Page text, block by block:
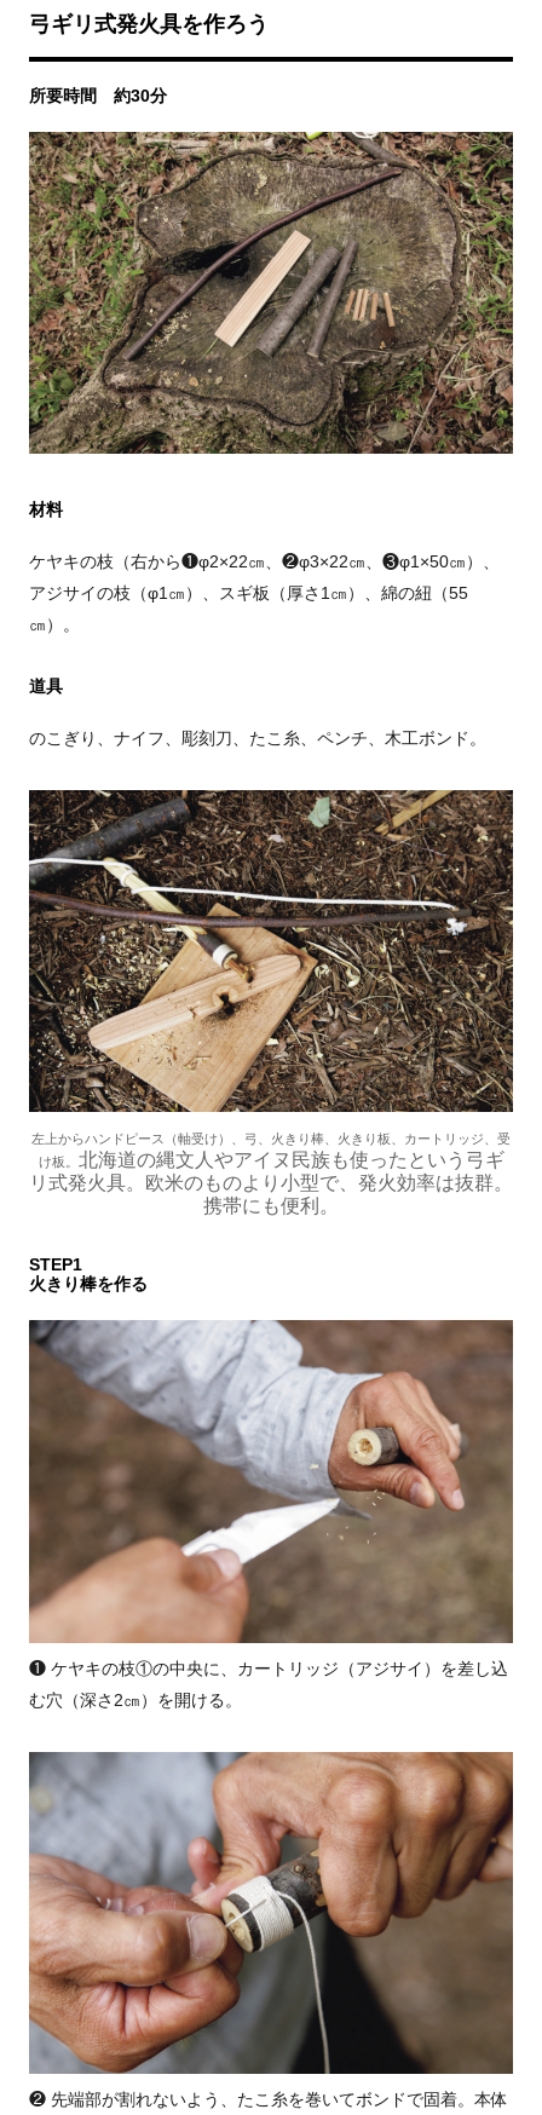
弓ギリ式発火具を作ろう
所要時間 約30分
材料
ケヤキの枝（右から❶φ2×22㎝、❷φ3×22㎝、❸φ1×50㎝）、
アジサイの枝（φ1㎝）、スギ板（厚さ1㎝）、綿の紐（55
㎝）。
道具
のこぎり、ナイフ、彫刻刀、たこ糸、ペンチ、木工ボンド。
左上からハンドピース（軸受け）、弓、火きり棒、火きり板、カートリッジ、受
け板。 北海道の縄文人やアイヌ民族も使ったという弓ギ
リ式発火具。欧米のものより小型で、発火効率は抜群。
携帯にも便利。
STEP1
火きり棒を作る
❶ ケヤキの枝①の中央に、カートリッジ（アジサイ）を差し込
む穴（深さ2㎝）を開ける。
❷ 先端部が割れないよう、たこ糸を巻いてボンドで固着。本体